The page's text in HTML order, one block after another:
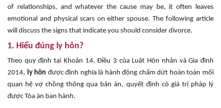
of relationships, and whatever the cause may be, it often leaves
emotional and physical scars on either spouse. The following article
will discuss the signs that indicate you should consider divorce.
1. Hiểu đúng ly hôn?
Theo quy định tại Khoản 14, Điều 3 của Luật Hôn nhân và Gia đình
2014, ly hôn được định nghĩa là hành động chấm dứt hoàn toàn mối
quan hệ vợ chồng thông qua bản án, quyết định có giá trị pháp lý
được Tòa án ban hành.